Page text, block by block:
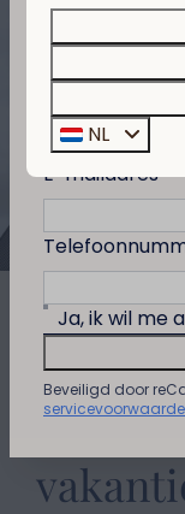
Een
E-mailadres
Ja, ik wil me
Beveiligd door
NL